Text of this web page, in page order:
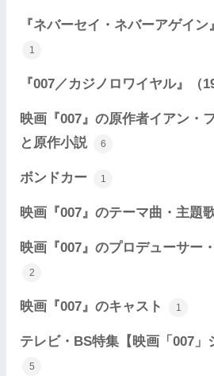
『ネバーセイ・ネバーアゲイン
1
『007／カジノロワイヤル』（
映画『007』の原作者イアン・
と原作小説
6
ボンドカー 1
映画『007』のテーマ曲・主題
映画『007』のプロデューサー
2
映画『007』のキャスト 1
テレビ・BS特集【映画「007」
5